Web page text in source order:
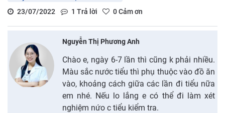
23/07/2022
1 Trả lời 0Cảm ơn
Nguyễn Thị Phương Anh
Chào e, ngày 6-7 lần thì cũng k phải nhiều.
Màu sắc nước tiểu thì phụ thuộc vào đồ ăn
vào, khoảng cách giữa các lần đi tiểu nữa
em nhé. Nếu lo lắng e có thể đi làm xét
nghiệm nứo c tiểu kiểm tra.